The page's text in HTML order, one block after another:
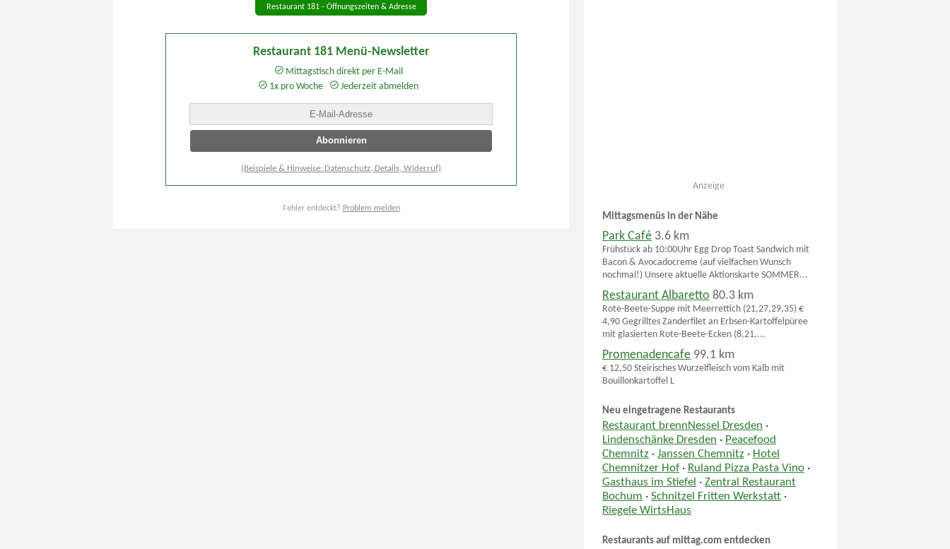
Restaurant 181 - Öffnungszeiten & Adresse
Restaurant 181 Menü-Newsletter
Mittagstisch direkt per E-Mail
1x pro Woche
Jederzeit abmelden
(Beispiele & Hinweise: Datenschutz, Details, Widerruf)
Fehler entdeckt? Problem melden
Anzeige
Mittagsmenüs in der Nähe
Park Café 3.6 km
Frühstück ab 10:00Uhr Egg Drop Toast Sandwich mit
Bacon & Avocadocreme (auf vielfachen Wunsch
nochmal!) Unsere aktuelle Aktionskarte SOMMER...
Restaurant Albaretto 80.3 km
Rote-Beete-Suppe mit Meerrettich (21,27,29,35) €
4,90 Gegrilltes Zanderfilet an Erbsen-Kartoffelpüree
mit glasierten Rote-Beete-Ecken (8,21,...
Promenadencafe 99.1 km
€ 12,50 Steirisches Wurzelfleisch vom Kalb mit
Bouillonkartoffel L
Neu eingetragene Restaurants
Restaurant brennNessel Dresden ·
Lindenschänke Dresden · Peacefood
Chemnitz ·Janssen Chemnitz · Hotel
Chemnitzer Hof · Ruland Pizza Pasta Vino ·
Gasthaus im Stiefel ·Zentral Restaurant
Bochum ·Schnitzel Fritten Werkstatt ·
Riegele WirtsHaus
Restaurants auf mittag.com entdecken